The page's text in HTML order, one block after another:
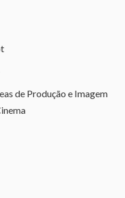
de Produção e Imagem